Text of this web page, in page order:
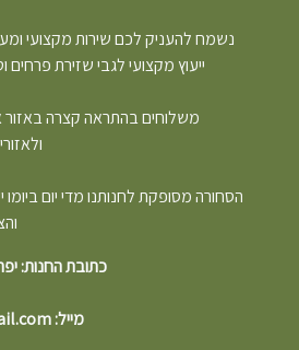
נשמח להעניק לכם שירות מקצועי
ייעוץ מקצועי לגבי שזירת פרחים
משלוחים בהתראה קצרה באזור
הסחורה מסופקת לחנותנו מדי יום
כתובת החנות: יפתח
מייל: bar.ashkelon@gmail.com